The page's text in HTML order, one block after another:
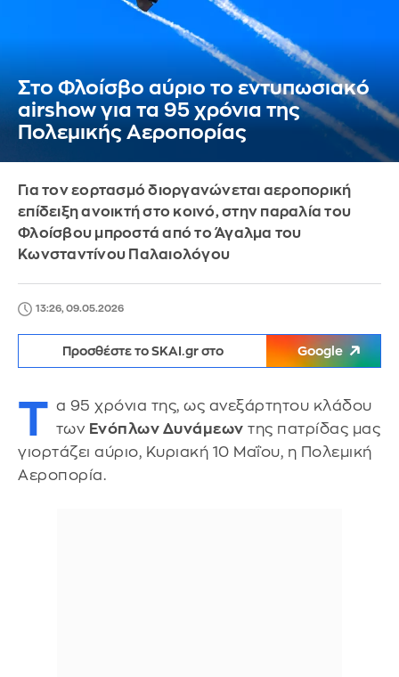
Στο Φλοίσβο αύριο το εντυπωσιακό
airshow για τα 95 χρόνια της
Πολεμικής Αεροπορίας
Για τον εορτασμό διοργανώνεται αεροπορική
επίδειξη ανοικτή στο κοινό, στην παραλία του
Φλοίσβου μπροστά από το Άγαλμα του
Κωνσταντίνου Παλαιολόγου
13:26, 09.05.2026
Προσθέστε το SKAI.gr στο Google
Τ α 95 χρόνια της, ως ανεξάρτητου κλάδου
των Ενόπλων Δυνάμεων της πατρίδας μας
γιορτάζει αύριο, Κυριακή 10 Μαΐου, η Πολεμική
Αεροπορία.